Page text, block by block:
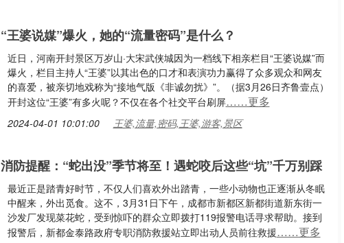
“王婆说媒”爆火，她的“流量密码”是什么？
近日，河南开封景区万岁山·大宋武侠城因为一档线下相亲栏目“王婆说媒”而
爆火，栏目主持人“王婆”以其出色的口才和表演功力赢得了众多观众和网友
的喜爱，被亲切地戏称为“接地气版《非诚勿扰》”。（据3月26日齐鲁壹点）
开封这位“王婆”有多火呢？不仅在各个社交平台刷屏……更多
2024-04-01 10:01:00 王婆,流量,密码,王婆,游客,景区
消防提醒：“蛇出没”季节将至！遇蛇咬后这些“坑”千万别踩
最近正是踏青好时节，不仅人们喜欢外出踏青，一些小动物也正逐渐从冬眠
中醒来，外出觅食。这不，3月31日下午，成都市新都区新都街道新东街一
沙发厂发现菜花蛇，受到惊吓的群众立即拨打119报警电话寻求帮助。接到
报警后，新都金泰路政府专职消防救援站立即出动人员前往救援……更多